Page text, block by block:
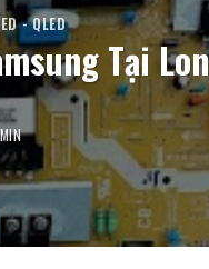
- QLED
Tại